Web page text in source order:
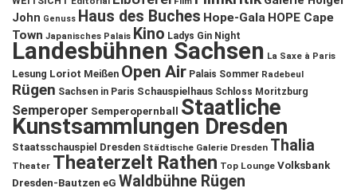
John Genuss Haus des Buches Hope-Gala HOPE Cape
Town Japanisches Palais Kino Ladys Gin Night
Landesbühnen Sachsen La Saxe à Paris
Lesung Loriot Meißen Open Air Palais Sommer Radebeul
Rügen Sachsen in Paris Schauspielhaus Schloss Moritzburg
Semperoper Semperopernball Staatliche
Kunstsammlungen Dresden
Staatsschauspiel Dresden Städtische Galerie Dresden Thalia
Theater Theaterzelt Rathen Top Lounge Volksbank
Dresden-Bautzen eG Waldbühne Rügen